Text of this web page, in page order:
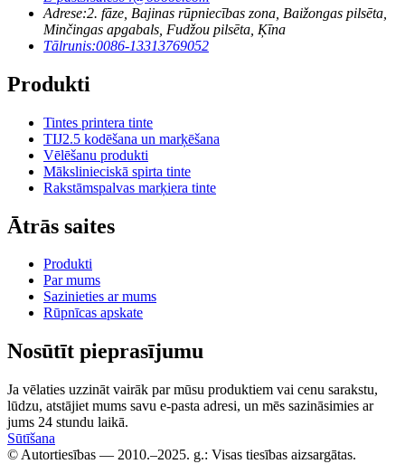
Adrese:2. fāze, Bajinas rūpniecības zona, Baižongas pilsēta,
Minčingas apgabals, Fudžou pilsēta, Ķīna
Tālrunis:0086-13313769052
Produkti
Tintes printera tinte
TIJ2.5 kodēšana un marķēšana
Vēlēšanu produkti
Mākslinieciskā spirta tinte
Rakstāmspalvas marķiera tinte
Ātrās saites
Produkti
Par mums
Sazinieties ar mums
Rūpnīcas apskate
Nosūtīt pieprasījumu
Ja vēlaties uzzināt vairāk par mūsu produktiem vai cenu sarakstu,
lūdzu, atstājiet mums savu e-pasta adresi, un mēs sazināsimies ar
jums 24 stundu laikā.
Sūtīšana
© Autortiesības — 2010.–2025. g.: Visas tiesības aizsargātas.